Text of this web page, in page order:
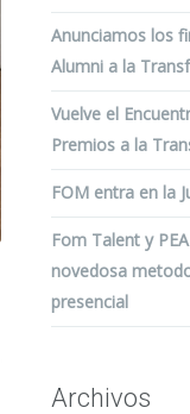
Anunciamos los
Alumni a la
Vuelve el
Premios a la
FOM entra en la
Fom Talent y
novedosa
presencial
Archivos